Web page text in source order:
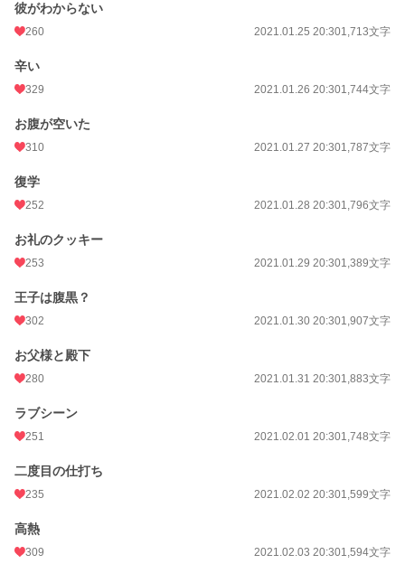
累計ポイント
彼がわからない
260 2021.01.25 20:301,713文字
辛い
329 2021.01.26 20:301,744文字
お腹が空いた
310 2021.01.27 20:301,787文字
復学
252 2021.01.28 20:301,796文字
お礼のクッキー
253 2021.01.29 20:301,389文字
王子は腹黒？
302 2021.01.30 20:301,907文字
お父様と殿下
280 2021.01.31 20:301,883文字
ラブシーン
251 2021.02.01 20:301,748文字
二度目の仕打ち
235 2021.02.02 20:301,599文字
高熱
309 2021.02.03 20:301,594文字